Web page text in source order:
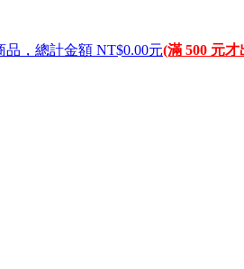
品，總計金額 NT$0.00元(滿 500 元才